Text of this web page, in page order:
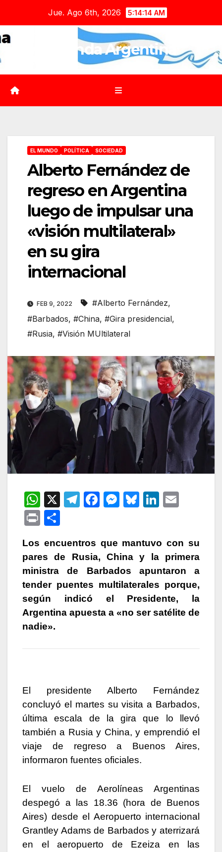
contenido
Jue. Ago 6th, 2026 5:14:16 AM
Agenda Argentina
EL MUNDO POLÍTICA SOCIEDAD
Alberto Fernández de
regreso en Argentina
luego de impulsar una
«visión multilateral»
en su gira
internacional
FEB 9, 2022 #Alberto Fernández,
#Barbados, #China, #Gira presidencial,
#Rusia, #Visión MUltilateral
W
h
at
s
A
p
p
X
T
gr
a
m
F
e
b
o
o
k
M
s
e
n
g
er
Bl
s
k
y
Li
e
dI
n
P
nt m
p
ar
tir
Los encuentros que mantuvo con su
pares de Rusia, China y la primera
ministra de Barbados apuntaron a
tender puentes multilaterales porque,
según indicó el Presidente, la
Argentina apuesta a «no ser satélite de
nadie».
El presidente Alberto Fernández
concluyó el martes su visita a Barbados,
última escala de la gira que lo llevó
también a Rusia y China, y emprendió el
viaje de regreso a Buenos Aires,
informaron fuentes oficiales.
El vuelo de Aerolíneas Argentinas
despegó a las 18.36 (hora de Buenos
Aires) desde el Aeropuerto internacional
Grantley Adams de Barbados y aterrizará
en el aeropuerto de Ezeiza en las